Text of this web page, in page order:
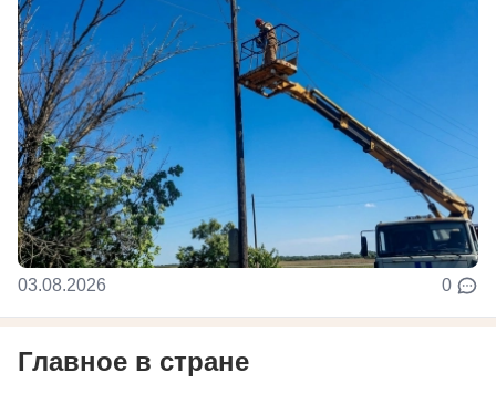
03.08.2026 0
Главное в стране